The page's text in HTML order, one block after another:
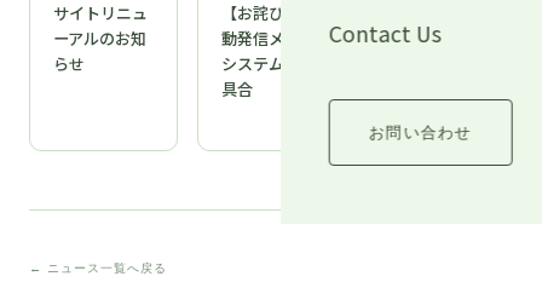
Contact Us
お問い合わせ
サイトリニュ
ーアルのお知
らせ
【お詫び】自
動発信メール
システムの不
具合
COSME
← ニュース一覧へ戻る